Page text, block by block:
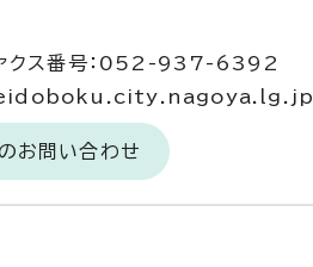
ス番号：052-937-6392
お問い合わせ